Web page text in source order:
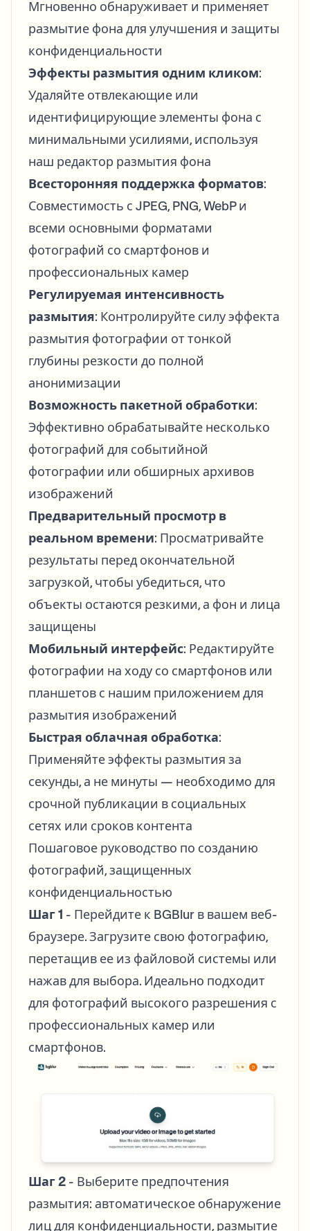
Мгновенно обнаруживает и применяет
размытие фона для улучшения и защиты
конфиденциальности
Эффекты размытия одним кликом:
Удаляйте отвлекающие или
идентифицирующие элементы фона с
минимальными усилиями, используя
наш редактор размытия фона
Всесторонняя поддержка форматов:
Совместимость с JPEG, PNG, WebP и
всеми основными форматами
фотографий со смартфонов и
профессиональных камер
Регулируемая интенсивность
размытия: Контролируйте силу эффекта
размытия фотографии от тонкой
глубины резкости до полной
анонимизации
Возможность пакетной обработки:
Эффективно обрабатывайте несколько
фотографий для событийной
фотографии или обширных архивов
изображений
Предварительный просмотр в
реальном времени: Просматривайте
результаты перед окончательной
загрузкой, чтобы убедиться, что
объекты остаются резкими, а фон и лица
защищены
Мобильный интерфейс: Редактируйте
фотографии на ходу со смартфонов или
планшетов с нашим приложением для
размытия изображений
Быстрая облачная обработка:
Применяйте эффекты размытия за
секунды, а не минуты — необходимо для
срочной публикации в социальных
сетях или сроков контента
Пошаговое руководство по созданию
фотографий, защищенных
конфиденциальностью
Шаг 1 - Перейдите к BGBlur в вашем веб-
браузере. Загрузите свою фотографию,
перетащив ее из файловой системы или
нажав для выбора. Идеально подходит
для фотографий высокого разрешения с
профессиональных камер или
смартфонов.
Шаг 2 - Выберите предпочтения
размытия: автоматическое обнаружение
лиц для конфиденциальности, размытие